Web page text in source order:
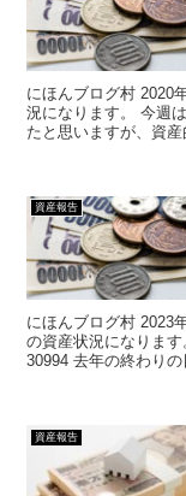
にほんブログ村 2020
況になります。 今週は、日経平均はそこまで戻ったわけでもなかっ
たと思いますが、資
資産報告
にほんブログ村 2023
の資産状況になります。 先週の日経平均：32402 今週の日
30994 去年の終わりの日経平均：
資産報告